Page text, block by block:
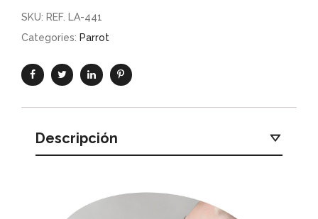
SKU: REF. LA-441
Categories: Parrot
Descripción